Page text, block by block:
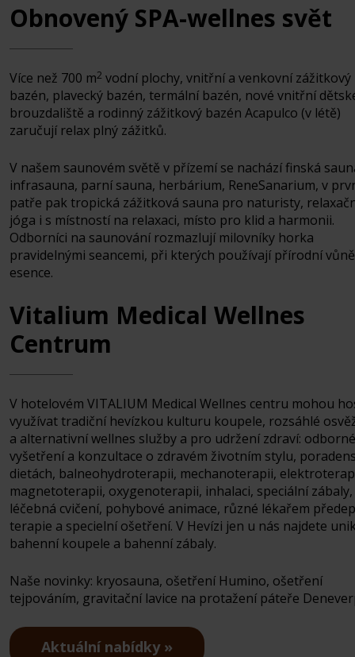
Obnovený SPA-wellnes svět
Více než 700 m2 vodní plochy, vnitřní a venkovní zážitkový
bazén, plavecký bazén, termální bazén, nové vnitřní
brouzdaliště a rodinný zážitkový bazén Acapulco (v létě)
zaručují relax plný zážitků.
V našem saunovém světě v přízemí se nachází finská
infrasauna, parní sauna, herbárium, ReneSanarium, v
patře pak tropická zážitková sauna pro naturisty,
jóga i s místností na relaxaci, místo pro klid a harmonii.
Odborníci na saunování rozmazlují milovníky horka
pravidelnými seancemi, při kterých používají přírodní
esence.
Vitalium Medical Wellnes
Centrum
V hotelovém VITALIUM Medical Wellnes centru mohou
využívat tradiční hevízkou kulturu koupele, rozsáhlé
a alternativní wellnes služby a pro udržení zdraví: odborné
vyšetření a konzultace o zdravém životním stylu,
dietách, balneohydroterapii, mechanoterapii,
magnetoterapii, oxygenoterapii, inhalaci, speciální zábaly,
léčebná cvičení, pohybové animace, různé lékařem
terapie a specielní ošetření. V Hevízi jen u nás najdete
bahenní koupele a bahenní zábaly.
Naše novinky: kryosauna, ošetření Humino, ošetření
tejpováním, gravitační lavice na protažení páteře
Aktuální nabídky